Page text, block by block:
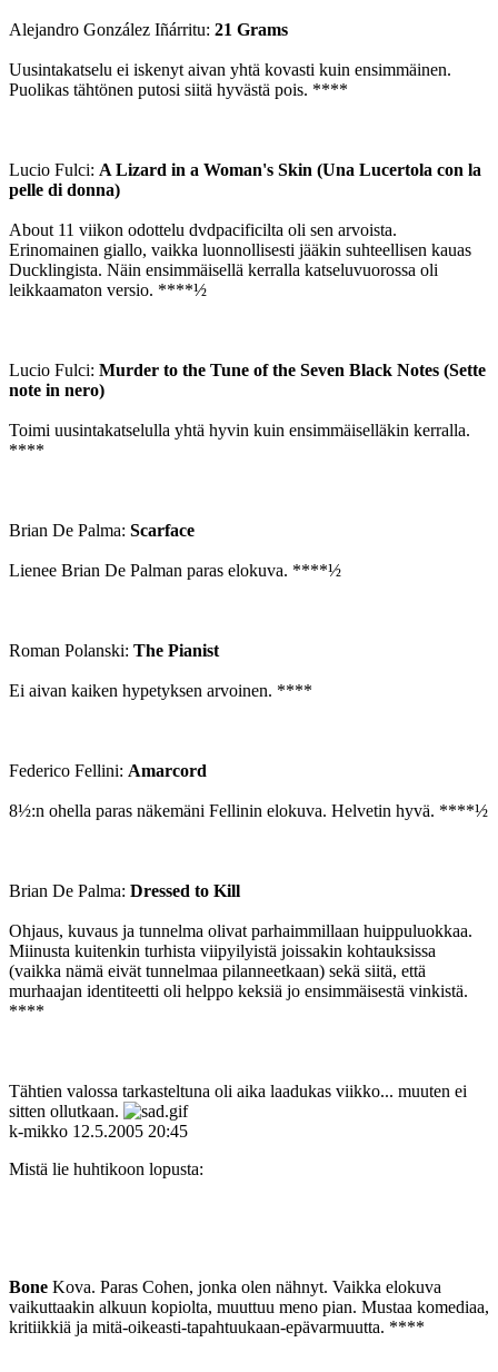
Alejandro González Iñárritu: 21 Grams
Uusintakatselu ei iskenyt aivan yhtä kovasti kuin ensimmäinen.
Puolikas tähtönen putosi siitä hyvästä pois. ****
Lucio Fulci: A Lizard in a Woman's Skin (Una Lucertola con la
pelle di donna)
About 11 viikon odottelu dvdpacificilta oli sen arvoista.
Erinomainen giallo, vaikka luonnollisesti jääkin suhteellisen kauas
Ducklingista. Näin ensimmäisellä kerralla katseluvuorossa oli
leikkaamaton versio. ****½
Lucio Fulci: Murder to the Tune of the Seven Black Notes (Sette
note in nero)
Toimi uusintakatselulla yhtä hyvin kuin ensimmäiselläkin kerralla.
****
Brian De Palma: Scarface
Lienee Brian De Palman paras elokuva. ****½
Roman Polanski: The Pianist
Ei aivan kaiken hypetyksen arvoinen. ****
Federico Fellini: Amarcord
8½:n ohella paras näkemäni Fellinin elokuva. Helvetin hyvä. ****½
Brian De Palma: Dressed to Kill
Ohjaus, kuvaus ja tunnelma olivat parhaimmillaan huippuluokkaa.
Miinusta kuitenkin turhista viipyilyistä joissakin kohtauksissa
(vaikka nämä eivät tunnelmaa pilanneetkaan) sekä siitä, että
murhaajan identiteetti oli helppo keksiä jo ensimmäisestä vinkistä.
****
Tähtien valossa tarkasteltuna oli aika laadukas viikko... muuten ei
sitten ollutkaan.
k-mikko 12.5.2005 20:45
Mistä lie huhtikoon lopusta:
Bone Kova. Paras Cohen, jonka olen nähnyt. Vaikka elokuva
vaikuttaakin alkuun kopiolta, muuttuu meno pian. Mustaa komediaa,
kritiikkiä ja mitä-oikeasti-tapahtuukaan-epävarmuutta. ****